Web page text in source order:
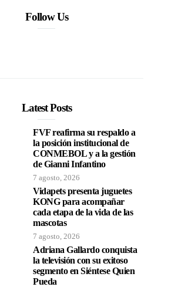
Follow Us
Latest Posts
FVF reafirma su respaldo a
la posición institucional de
CONMEBOL y a la gestión
de Gianni Infantino
7 agosto, 2026
Vidapets presenta juguetes
KONG para acompañar
cada etapa de la vida de las
mascotas
7 agosto, 2026
Adriana Gallardo conquista
la televisión con su exitoso
segmento en Siéntese Quien
Pueda